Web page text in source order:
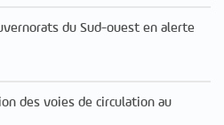
du Sud-ouest en alerte
des voies de circulation au